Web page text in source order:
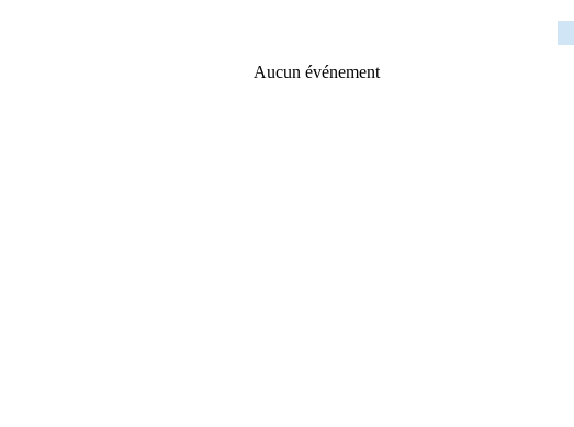
Aucun événement